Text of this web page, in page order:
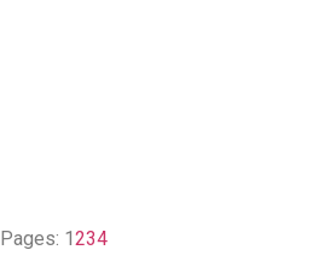
Pages: 1234